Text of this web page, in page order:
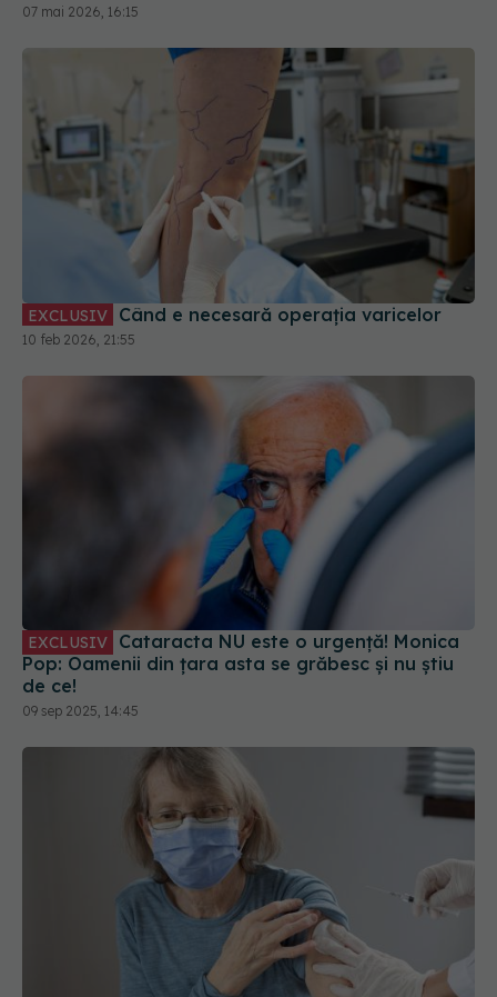
07 mai 2026, 16:15
EXCLUSIV Când e necesară operația varicelor
10 feb 2026, 21:55
EXCLUSIV
Pop: Oamenii din țara asta se grăbesc și nu știu
de ce!
09 sep 2025, 14:45